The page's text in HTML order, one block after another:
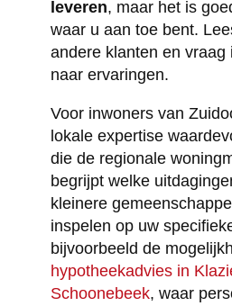
leveren, maar het is
waar u aan toe bent.
andere klanten en vraag
naar ervaringen.
Voor inwoners van
lokale expertise
die de regionale
begrijpt welke
kleinere
inspelen op uw
bijvoorbeeld de
hypotheekadvies in
Schoonebeek, waar